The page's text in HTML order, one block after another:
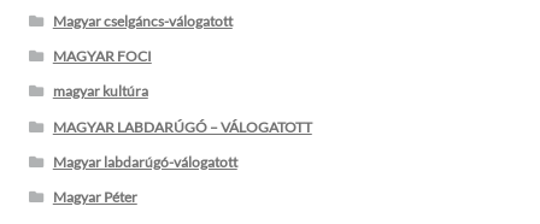
Magyar cselgáncs-válogatott
MAGYAR FOCI
magyar kultúra
MAGYAR LABDARÚGÓ – VÁLOGATOTT
Magyar labdarúgó-válogatott
Magyar Péter